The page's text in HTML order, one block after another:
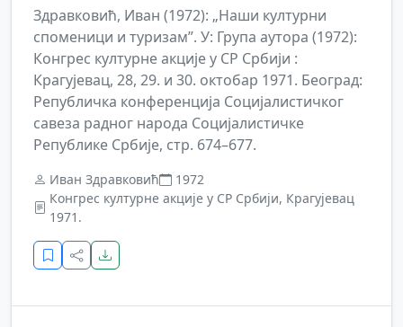
Здравковић, Иван (1972): „Наши културни
споменици и туризам”. У: Група аутора (1972):
Конгрес културне акције у СР Србији :
Крагујевац, 28, 29. и 30. октобар 1971. Београд:
Републичка конференција Социјалистичког
савеза радног народа Социјалистичке
Републике Србије, стр. 674–677.
Иван Здравковић
1972
Конгрес културне акције у СР Србији, Крагујевац
1971.